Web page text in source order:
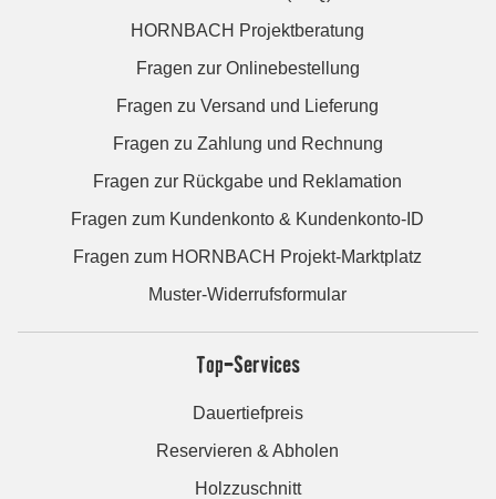
HORNBACH Projektberatung
Fragen zur Onlinebestellung
Fragen zu Versand und Lieferung
Fragen zu Zahlung und Rechnung
Fragen zur Rückgabe und Reklamation
Fragen zum Kundenkonto & Kundenkonto-ID
Fragen zum HORNBACH Projekt-Marktplatz
Muster-Widerrufsformular
Top-Services
Dauertiefpreis
Reservieren & Abholen
Holzzuschnitt